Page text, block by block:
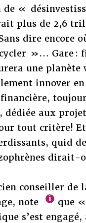
de «
plus de 2,6
dire encore
»… Gare :
une planète
innover
dédiée aux
tout critère! Et
quid
dirait-
conseiller de
note
que «
s’est